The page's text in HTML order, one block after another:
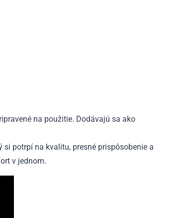
na použitie. Dodávajú sa ako
potrpí na kvalitu, presné prispôsobenie a
v jednom.